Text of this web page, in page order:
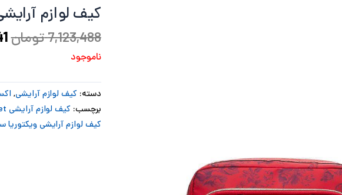
کیف لوازم
7,123,488تومان
ناموجود
دسته: کیف لوازم آرایشی,
برچسب: کیف لوازم آرایشی Victoria's secret
کیف لوازم آرایشی ویکتوریا